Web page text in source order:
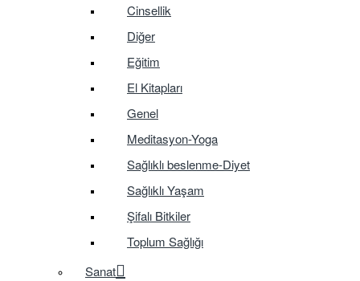
Cinsellik
Diğer
Eğitim
El Kitapları
Genel
Meditasyon-Yoga
Sağlıklı beslenme-Diyet
Sağlıklı Yaşam
Şifalı Bitkiler
Toplum Sağlığı
Sanat